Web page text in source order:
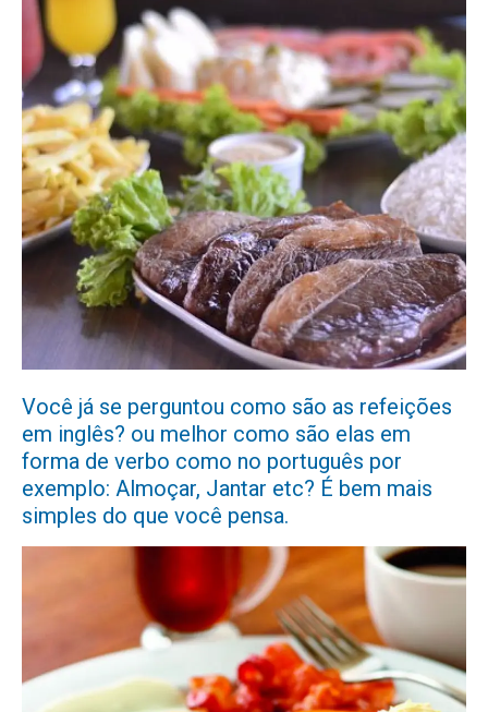
Você já se perguntou como são as refeições
em inglês? ou melhor como são elas em
forma de verbo como no português por
exemplo: Almoçar, Jantar etc? É bem mais
simples do que você pensa.